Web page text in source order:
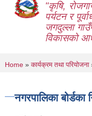
"कृषि,
पर्यटन र
जगदुल्ला
विकासको
You are here
Home » कार्यक्रम तथा परियोजना
नगरपालिका बोर्डका